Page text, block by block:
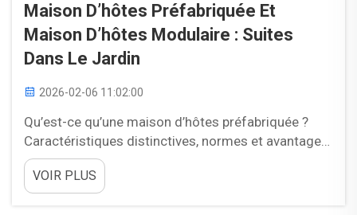
Maison D’hôtes Préfabriquée Et
Maison D’hôtes Modulaire : Suites
Dans Le Jardin
2026-02-06 11:02:00
Qu’est-ce qu’une maison d’hôtes préfabriquée ?
Caractéristiques distinctives, normes et avantages
réglementaires. Les maisons d’hôtes préfabriquées
constituent des espaces de vie complets,
entièrement construits en usine avant d’être
VOIR PLUS